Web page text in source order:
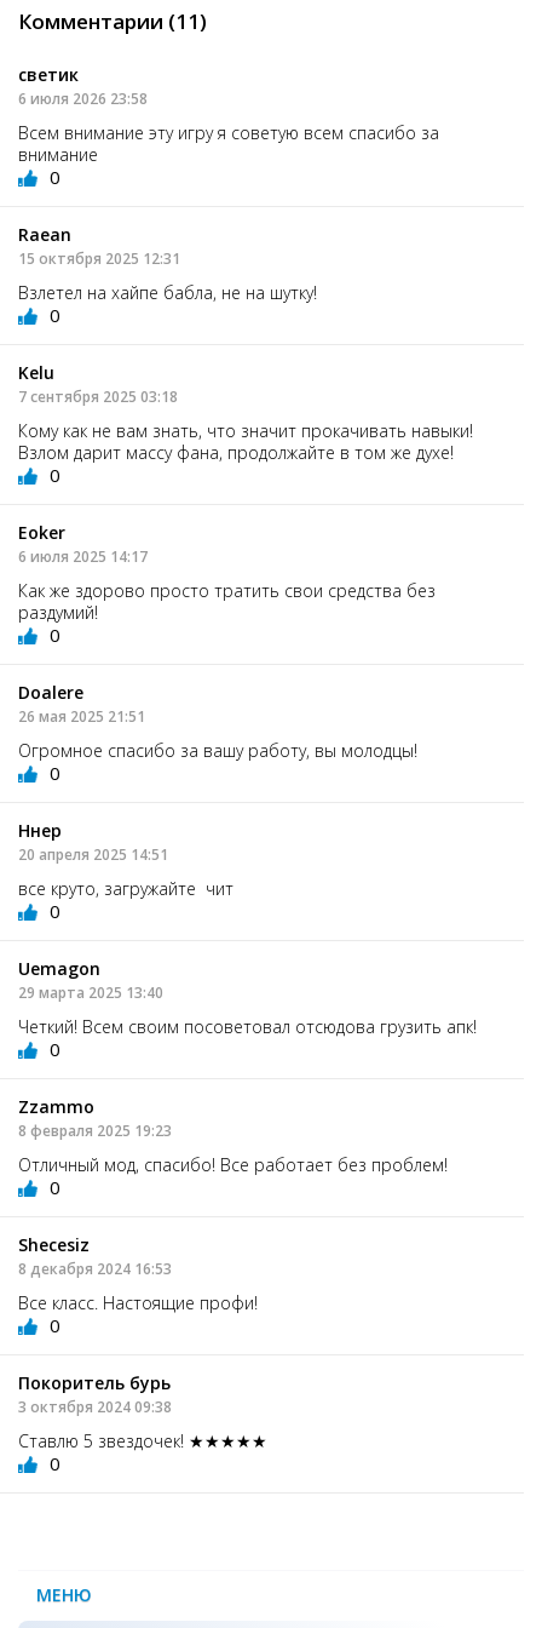
Комментарии (11)
светик
6 июля 2026 23:58
Всем внимание эту игру я советую всем спасибо за
внимание
0
Raean
15 октября 2025 12:31
Взлетел на хайпе бабла, не на шутку!
0
Kelu
7 сентября 2025 03:18
Кому как не вам знать, что значит прокачивать навыки!
Взлом дарит массу фана, продолжайте в том же духе!
0
Eoker
6 июля 2025 14:17
Как же здорово просто тратить свои средства без
раздумий!
0
Doalere
26 мая 2025 21:51
Огромное спасибо за вашу работу, вы молодцы!
0
Ннер
20 апреля 2025 14:51
все круто, загружайте чит
0
Uemagon
29 марта 2025 13:40
Четкий! Всем своим посоветовал отсюдова грузить апк!
0
Zzammo
8 февраля 2025 19:23
Отличный мод, спасибо! Все работает без проблем!
0
Shecesiz
8 декабря 2024 16:53
Все класс. Настоящие профи!
0
Покоритель бурь
3 октября 2024 09:38
Ставлю 5 звездочек! ★★★★★
0
МЕНЮ